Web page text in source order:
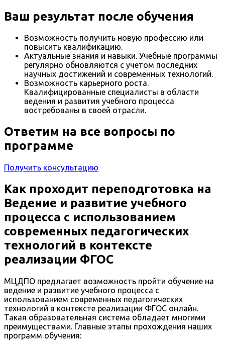
Ваш результат после обучения
Возможность получить новую профессию или
повысить квалификацию.
Актуальные знания и навыки. Учебные программы
регулярно обновляются с учетом последних
научных достижений и современных технологий.
Возможность карьерного роста.
Квалифицированные специалисты в области
ведения и развития учебного процесса
востребованы в своей отрасли.
Ответим на все вопросы по
программе
Получить консультацию
Как проходит переподготовка на
Ведение и развитие учебного
процесса с использованием
современных педагогических
технологий в контексте
реализации ФГОС
МЦДПО предлагает возможность пройти обучение на
ведение и развитие учебного процесса с
использованием современных педагогических
технологий в контексте реализации ФГОС онлайн.
Такая образовательная система обладает многими
преимуществами. Главные этапы прохождения наших
программ обучения: